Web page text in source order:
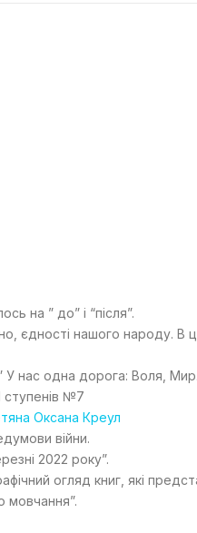
на ” до” і “після”.
єдності нашого народу.
У нас одна дорога: Воля,
ступенів №7
Оксана Креул
війни.
2022 року”.
огляд книг, які
мовчання”.